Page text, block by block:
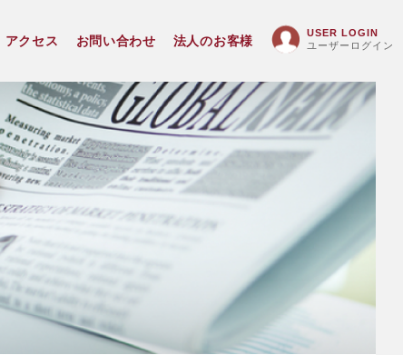
アクセス お問い合わせ 法人のお客様
USER LOGIN
ユーザーログイン